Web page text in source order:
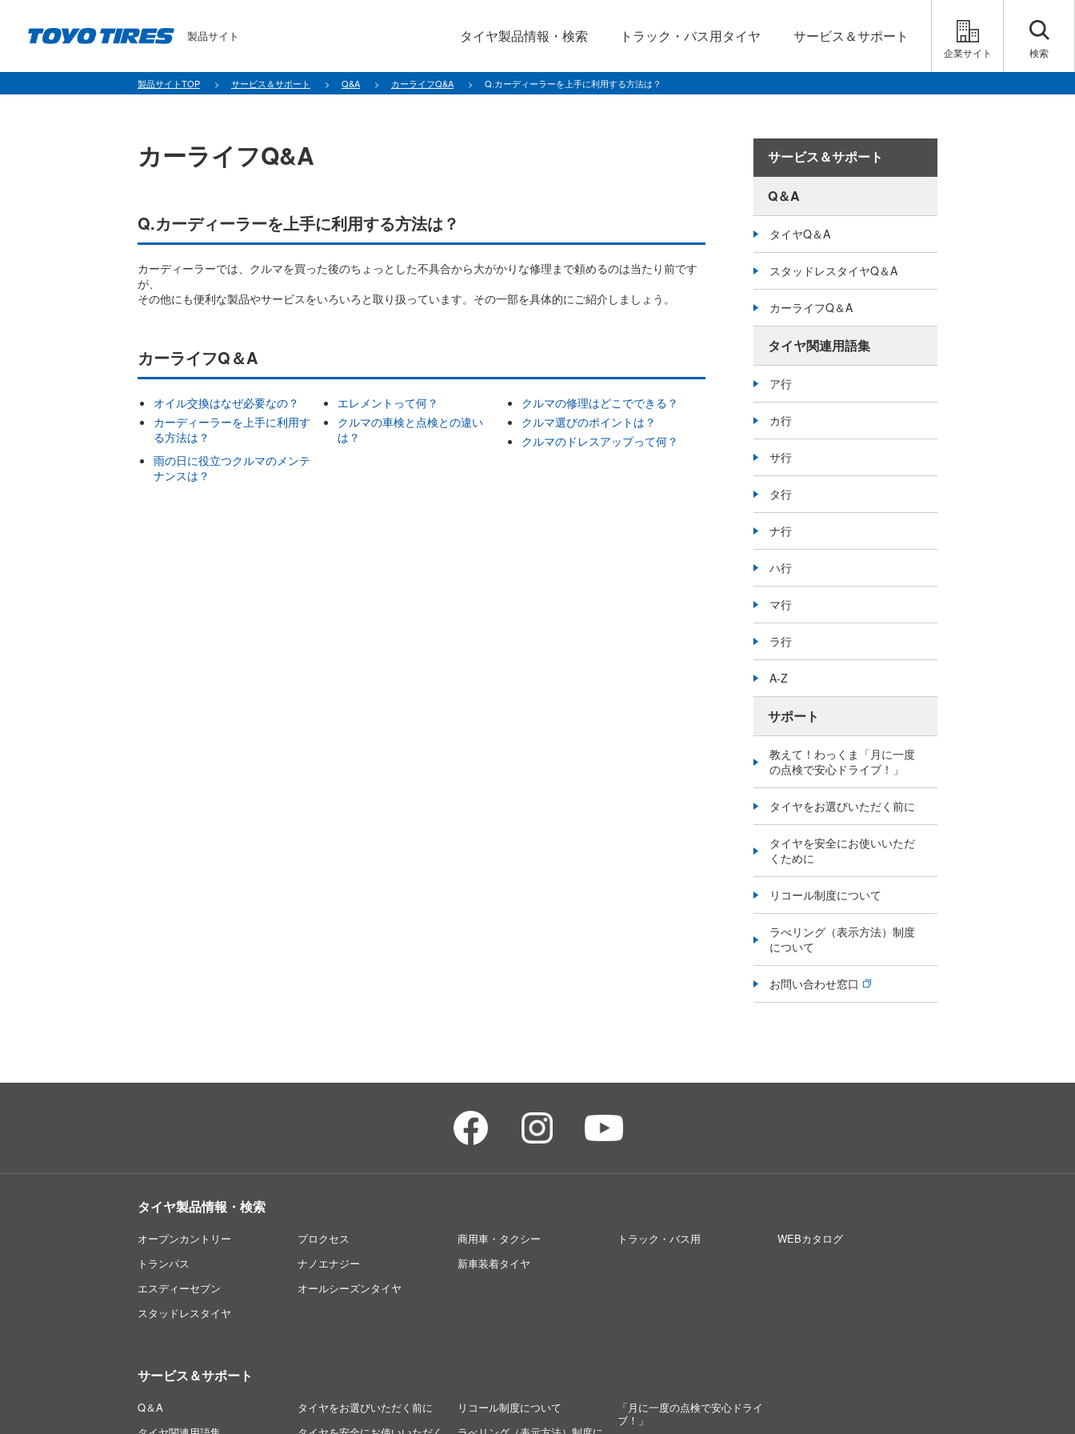
製品サイト タイヤ製品情報・検索 トラック・バス用タイヤ サービス＆サポート
企業サイト 検索
製品サイトTOP サービス＆サポート Q&A カーライフQ&A Q.カーディーラーを上手に利用する方法は？
カーライフQ&A
Q.カーディーラーを上手に利用する方法は？
カーディーラーでは、クルマを買った後のちょっとした不具合から大がかりな修理まで頼めるのは当たり前です
が、
その他にも便利な製品やサービスをいろいろと取り扱っています。その一部を具体的にご紹介しましょう。
カーライフQ＆A
オイル交換はなぜ必要なの？ エレメントって何？
クルマの修理はどこでできる？
カーディーラーを上手に利用す
る方法は？
クルマの車検と点検との違い
は？
クルマ選びのポイントは？
クルマのドレスアップって何？
雨の日に役立つクルマのメンテ
ナンスは？
サービス＆サポート
Q＆A
タイヤQ＆A
スタッドレスタイヤQ＆A
カーライフQ＆A
タイヤ関連用語集
ア行
カ行
サ行
タ行
ナ行
ハ行
マ行
ラ行
A-Z
サポート
教えて！わっくま「月に一度
の点検で安心ドライブ！」
タイヤをお選びいただく前に
タイヤを安全にお使いいただ
くために
リコール制度について
ラべリング（表示方法）制度
について
お問い合わせ窓口
タイヤ製品情報・検索
オープンカントリー
トランパス
エスディーセブン
スタッドレスタイヤ
プロクセス
ナノエナジー
オールシーズンタイヤ
商用車・タクシー
新車装着タイヤ
トラック・バス用 WEBカタログ
サービス＆サポート
Q＆A
タイヤをお選びいただく前に
リコール制度について
「月に一度の点検で安心ドライ
ブ！」